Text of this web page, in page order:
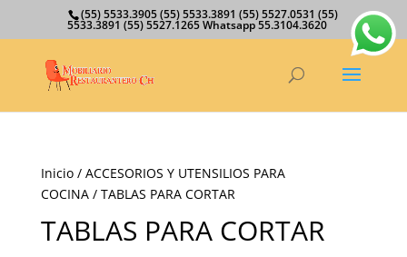
(55) 5533.3905 (55) 5533.3891 (55) 5527.0531 (55)
5533.3891 (55) 5527.1265 Whatsapp 55.3104.3620
Inicio/ ACCESORIOS Y UTENSILIOS PARA
COCINA/ TABLAS PARA CORTAR
TABLAS PARA CORTAR